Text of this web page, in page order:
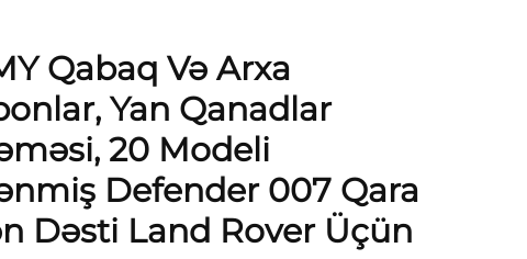
Qabaq Və Arxa
Yan Qanadlar
20 Modeli
Defender 007 Qara
Dəsti Land Rover Üçün